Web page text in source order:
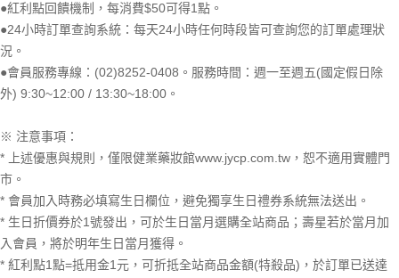
●紅利點回饋機制，每消費$50可得1點。
●24小時訂單查詢系統：每天24小時任何時段皆可查詢您的訂單處理狀
況。
●會員服務專線：(02)8252-0408。服務時間：週一至週五(國定假日除
外) 9:30~12:00 / 13:30~18:00。
※ 注意事項：
* 上述優惠與規則，僅限健業藥妝館www.jycp.com.tw，恕不適用實體門
市。
* 會員加入時務必填寫生日欄位，避免獨享生日禮券系統無法送出。
* 生日折價券於1號發出，可於生日當月選購全站商品；壽星若於當月加
入會員，將於明年生日當月獲得。
* 紅利點1點=抵用金1元，可折抵全站商品金額(特殺品)，於訂單已送達